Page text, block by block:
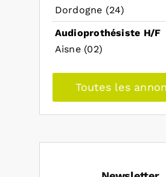
Dordogne (24)
Audioprothésiste H/F
Aisne (02)
Toutes les